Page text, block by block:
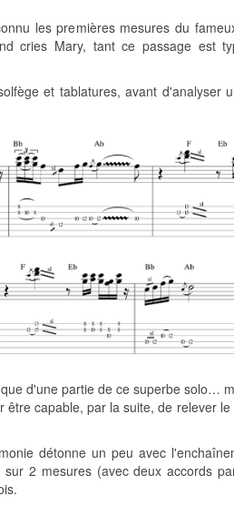
les premières mesures du
cries Mary, tant ce passage est
et tablatures, avant d'analyser
d'une partie de ce superbe solo…
être capable, par la suite, de relever
détonne un peu avec
2 mesures (avec deux accords